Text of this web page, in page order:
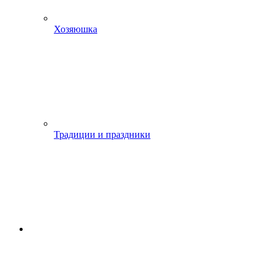
Хозяюшка
Традиции и праздники